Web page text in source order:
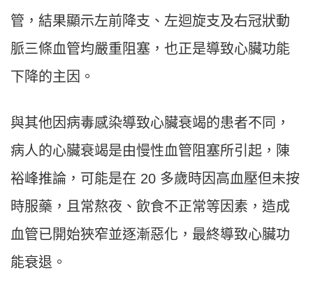
管，結果顯示左前降支、左迴旋支及右冠狀動
脈三條血管均嚴重阻塞，也正是導致心臟功能
下降的主因。
與其他因病毒感染導致心臟衰竭的患者不同，
病人的心臟衰竭是由慢性血管阻塞所引起，陳
裕峰推論，可能是在 20 多歲時因高血壓但未按
時服藥，且常熬夜、飲食不正常等因素，造成
血管已開始狹窄並逐漸惡化，最終導致心臟功
能衰退。